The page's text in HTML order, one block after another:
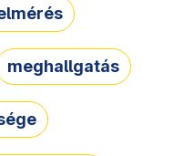
meghallgatás